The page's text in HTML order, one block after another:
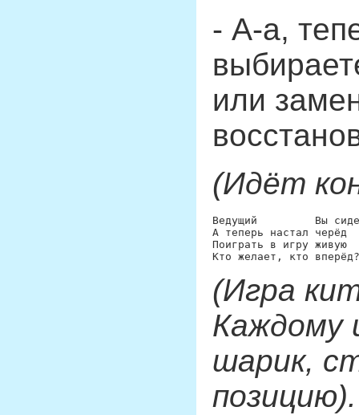
- А-а,
или
(Идёт
Ведущий 	Вы сидели, утомились.
А теперь настал черёд
Поиграть в игру живую
(Игра
Каждому
шарик,
позицию).